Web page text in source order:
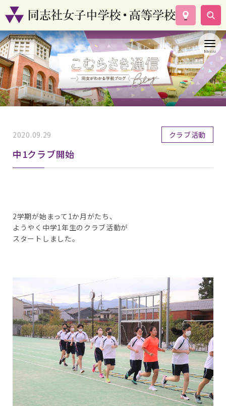
学校案内
コース紹介
学校生活
入試情報
資料請求
2020.09.29 クラブ活動
中1クラブ開始
2学期が始まって1か月がたち、
ようやく中学1年生のクラブ活動が
スタートしました。